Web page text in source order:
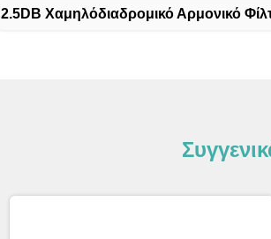
2.5DB Χαμηλόδιαδρομικό Αρμονικό